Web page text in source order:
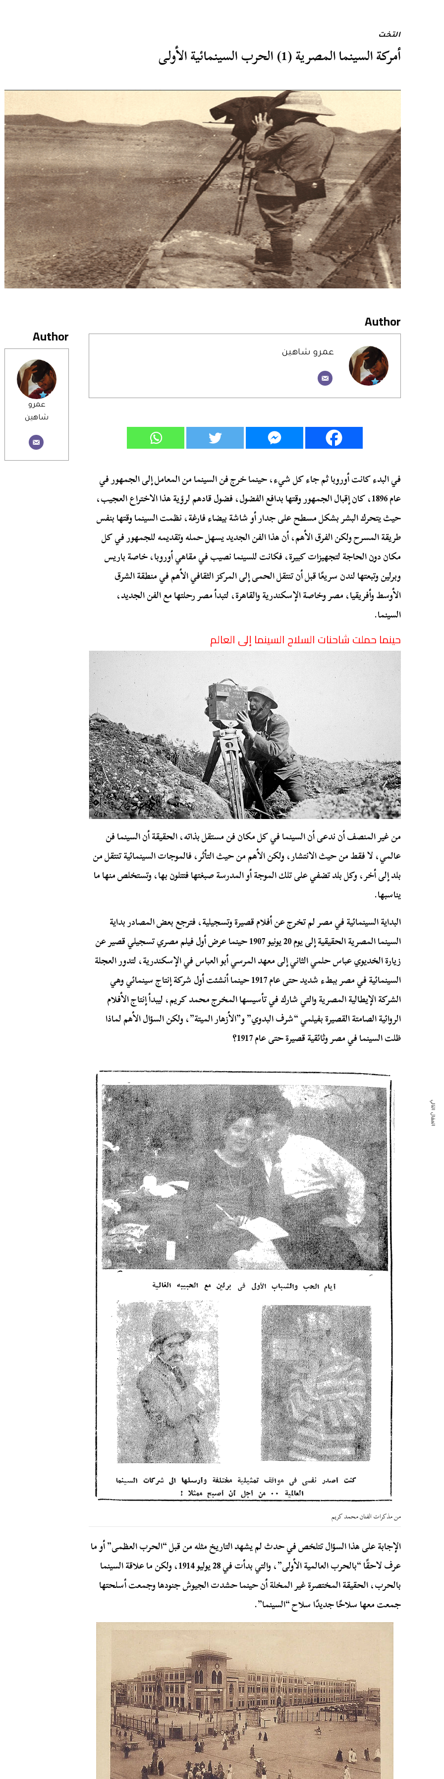
التخت
أمركة السينما المصرية (1) الحرب السينمائية الأولى
Author
عمرو
شاهين
Author
عمرو شاهين
في البدء كانت أوروبا ثم جاء كل شيء، حينما خرج فن السينما من المعامل إلى الجمهور في
عام 1896، كان إقبال الجمهور وقتها بدافع الفضول، فضول قادهم لرؤية هذا الاختراع العجيب،
حيث يتحرك البشر بشكل مسطح على جدار أو شاشة بيضاء فارغة، نظمت السينما وقتها بنفس
طريقة المسرح ولكن الفرق الأهم، أن هذا الفن الجديد يسهل حمله وتقديمه للجمهور في كل
مكان دون الحاجة لتجهيزات كبيرة، فكانت للسينما نصيب في مقاهي أوروبا، خاصة باريس
وبرلين وتبعتها لندن سريعًا قبل أن تنتقل الحمى إلى المركز الثقافي الأهم في منطقة الشرق
الأوسط وأفريقيا، مصر وخاصة الإسكندرية والقاهرة، لتبدأ مصر رحلتها مع الفن الجديد،
السينما.
حينما حملت شاحنات السلاح السينما إلى العالم
من غير المنصف أن ندعى أن السينما في كل مكان فن مستقل بذاته، الحقيقة أن السينما فن
عالمي، لا فقط من حيث الانتشار، ولكن الأهم من حيث التأثر، فالموجات السينمائية تنتقل من
بلد إلى أخر، وكل بلد تضفي على تلك الموجة أو المدرسة صبغتها فتتلون بها، وتستخلص منها ما
يناسبها.
البداية السينمائية في مصر لم تخرج عن أفلام قصيرة وتسجيلية، فترجع بعض المصادر بداية
السينما المصرية الحقيقية إلى يوم 20 يونيو 1907 حينما عرض أول فيلم مصري تسجيلي قصير عن
زيارة الخديوي عباس حلمي الثاني إلى معهد المرسي أبو العباس في الإسكندرية، لتدور العجلة
السينمائية في مصر ببطء شديد حتى عام 1917 حينما أنشئت أول شركة إنتاج سينمائي وهي
الشركة الإيطالية المصرية والتي شارك في تأسيسها المخرج محمد كريم، ليبدأ إنتاج الأفلام
الروائية الصامتة القصيرة بفيلمي “شرف البدوي” و”الأزهار الميتة”، ولكن السؤال الأهم لماذا
ظلت السينما في مصر وثائقية قصيرة حتى عام 1917؟
من مذكرات الفنان محمد كريم
الإجابة على هذا السؤال تتلخص في حدث لم يشهد التاريخ مثله من قبل “الحرب العظمى” أو ما
عرف لاحقًا “بالحرب العالمية الأولى”، والتي بدأت في 28 يوليو 1914، ولكن ما علاقة السينما
بالحرب، الحقيقة المختصرة غير المخلة أن حينما حشدت الجيوش جنودها وجمعت أسلحتها
جمعت معها سلاحًا جديدًا سلاح “السينما”.
المقال التالي